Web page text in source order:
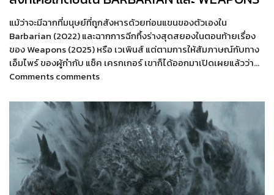
แม้ว่าจะมีฉากที่มนุษย์ที่ถูกสังหารด้วยท่อนแขนของตัวเองใน
Barbarian (2022) และฉากการฉีกทึ้งร่างสุดสยองในตอนท้ายเรื่อง
ของ Weapons (2025) หรือ เวเพินส์ แต่ตามการให้สัมภาษณ์กับทาง
เอ็มไพร์ ของผู้กำกับ แซ็ค เครกเกอร์ เขาก็ได้ออกมาเปิดเผยแล้วว่า…
Comments comments